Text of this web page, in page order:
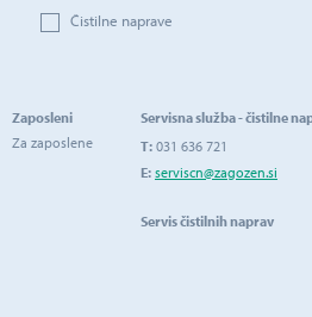
Čistilne naprave
Zaposleni
Za zaposlene
Servisna služba - čistilne
T: 031 636 721
E: serviscn@zagozen.si
Servis čistilnih naprav